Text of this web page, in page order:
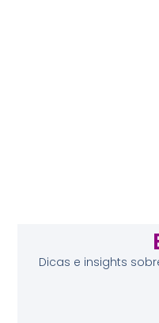
Dicas e insights